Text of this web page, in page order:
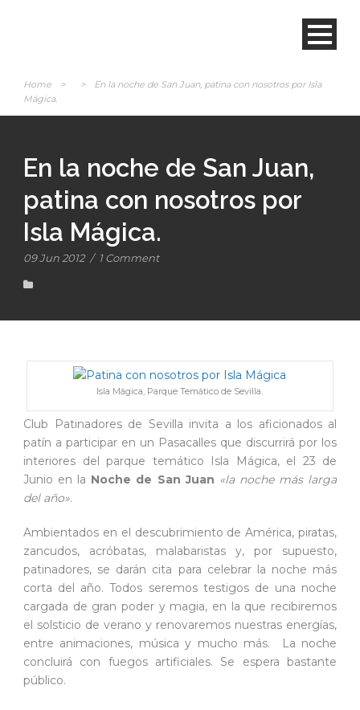
Home > >
En la noche de San Juan, patina con nosotros por Isla
Mágica.
En la noche de San Juan,
patina con nosotros por
Isla Mágica.
09 Jun 2012 / 1 Comment
Isla Mágica, Parque Temático de Sevilla.
Club Patinadores de Sevilla invita a los aficionados al
patín a participar en un Pasacalles que discurrirá por los
interiores del parque temático Isla Mágica, el 23 de
Junio en la Noche de San Juan «la noche más larga
del año».
Ambientados en el descubrimiento de América, piratas,
zancudos, acróbatas, malabaristas y, por supuesto,
patinadores, se darán cita para celebrar la noche más
corta del año. Todos seremos testigos de una noche
cargada de gran poder y magia, en la que recibiremos
el solsticio de verano y renovaremos nuestras energías,
entre animaciones, música y mucho más. La noche
concluirá con fuegos artificiales. Se espera bastante
público.